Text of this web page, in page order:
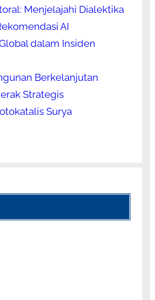
Menjelajahi Dialektika
AI
dalam Insiden
Berkelanjutan
Strategis
Surya